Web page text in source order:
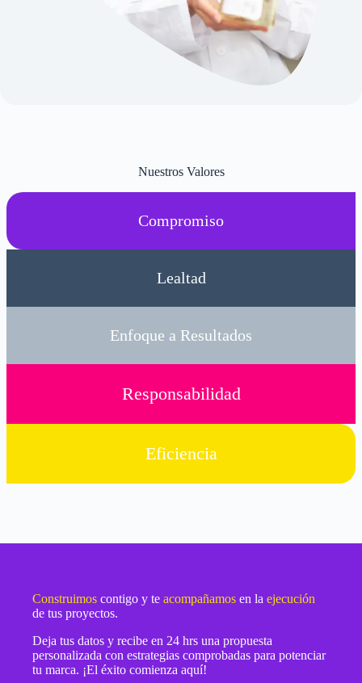
Nuestros Valores
Compromiso
Lealtad
Enfoque a Resultados
Responsabilidad
Eficiencia
Construimos contigo y te acompañamos en la ejecución
de tus proyectos.
Deja tus datos y recibe en 24 hrs una propuesta
personalizada con estrategias comprobadas para potenciar
tu marca. ¡El éxito comienza aquí!